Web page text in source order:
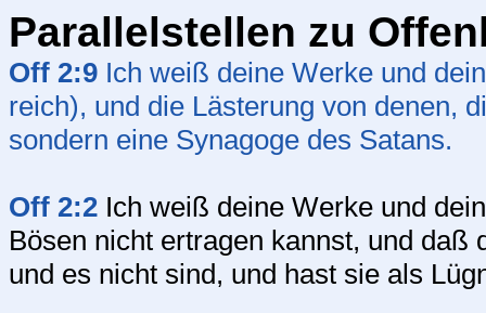
Parallelstellen zu
Off 2:9 Ich weiß deine Werke und
reich), und die Lästerung von denen,
sondern eine Synagoge des Satans.
Off 2:2 Ich weiß deine Werke und
Bösen nicht ertragen kannst, und daß
und es nicht sind, und hast sie als